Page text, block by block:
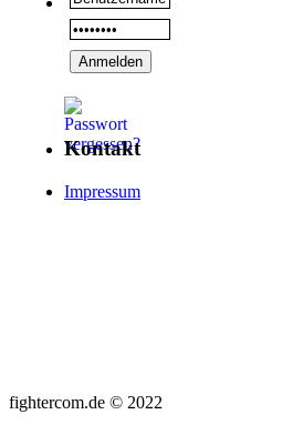
Kontakt
Impressum
fightercom.de © 2022